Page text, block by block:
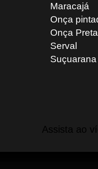
Maracajá
Onça
Onça Preta
Serval
Assista ao